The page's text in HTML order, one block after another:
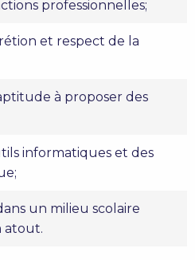
professionnelles;
et respect de la
à proposer des
informatiques et des
un milieu scolaire
atout.